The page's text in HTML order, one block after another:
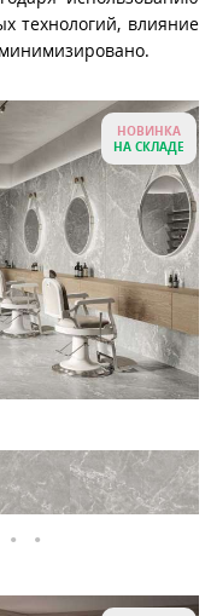
технологий, влияние
НОВИНКА
НА СКЛАДЕ